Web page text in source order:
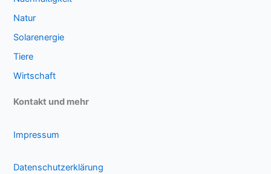
Natur
Solarenergie
Tiere
Wirtschaft
Kontakt und mehr
Impressum
Datenschutzerklärung